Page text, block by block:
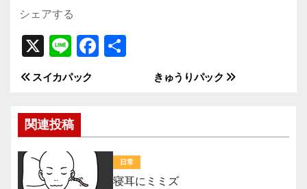
シェアする
X Li
n
e
F
a
b
o
o
共
投
稿
ナ
ビ
きゅうりパック
スイカパック
関連投稿
日常
寝耳にミミズ